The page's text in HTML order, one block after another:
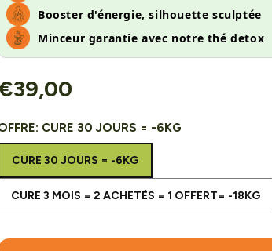
Booster d'énergie, silhouette sculptée
Minceur garantie avec notre thé detox
CURE 30 JOURS = -6KG
CURE 30 jours = -6kg
CURE 30 JOURS = -6KG
CURE 3 mois = 2 ACHETÉS = 1 OFFERT= -18kg
CURE 3 MOIS = 2 ACHETÉS = 1 OFFERT= -18KG